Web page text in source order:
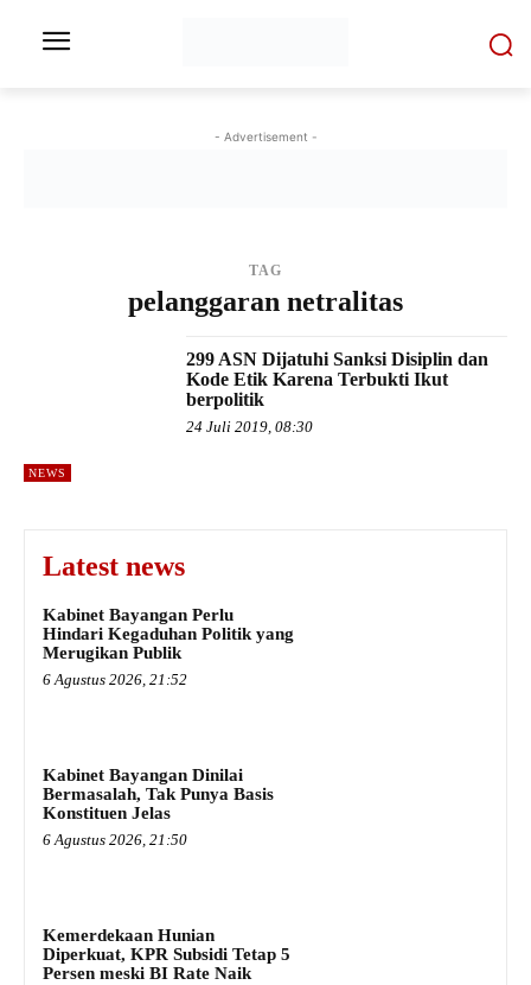
- Advertisement -
TAG
pelanggaran netralitas
NEWS
299 ASN Dijatuhi Sanksi Disiplin dan
Kode Etik Karena Terbukti Ikut
berpolitik
24 Juli 2019, 08:30
Latest news
Kabinet Bayangan Perlu
Hindari Kegaduhan Politik yang
Merugikan Publik
6 Agustus 2026, 21:52
Kabinet Bayangan Dinilai
Bermasalah, Tak Punya Basis
Konstituen Jelas
6 Agustus 2026, 21:50
Kemerdekaan Hunian
Diperkuat, KPR Subsidi Tetap 5
Persen meski BI Rate Naik